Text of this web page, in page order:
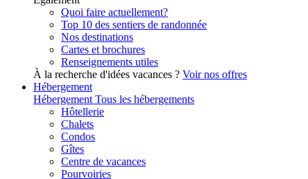
Quoi faire actuellement?
Top 10 des sentiers de randonnée
Nos destinations
Cartes et brochures
Renseignements utiles
À la recherche d'idées vacances ? Voir nos offres
Hébergement
Hébergement Tous les hébergements
Hôtellerie
Chalets
Condos
Gîtes
Centre de vacances
Pourvoiries